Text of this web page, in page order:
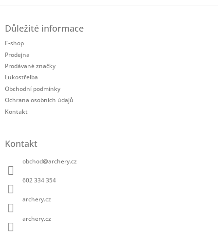
Důležité informace
E-shop
Prodejna
Prodávané značky
Lukostřelba
Obchodní podmínky
Ochrana osobních údajů
Kontakt
Kontakt
obchod@archery.cz
602 334 354
archery.cz
archery.cz